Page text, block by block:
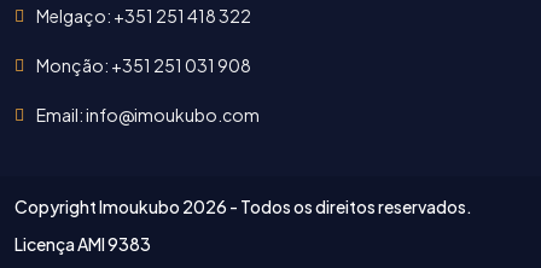
Melgaço: +351 251 418 322
Monção: +351 251 031 908
Email: info@imoukubo.com
Copyright Imoukubo 2026 - Todos os direitos reservados.
Licença AMI 9383